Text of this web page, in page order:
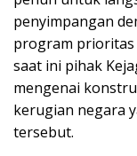
penyimpangan
program prioritas
saat ini pihak
mengenai
kerugian negara
tersebut.